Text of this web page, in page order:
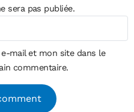
sera pas publiée.
mail et mon site dans le
commentaire.